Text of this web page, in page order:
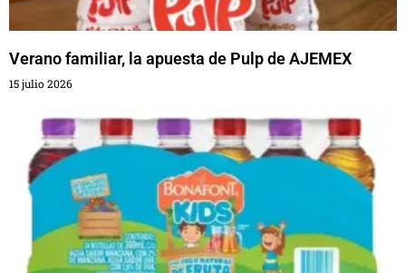
Verano familiar, la apuesta de Pulp de AJEMEX
15 julio 2026